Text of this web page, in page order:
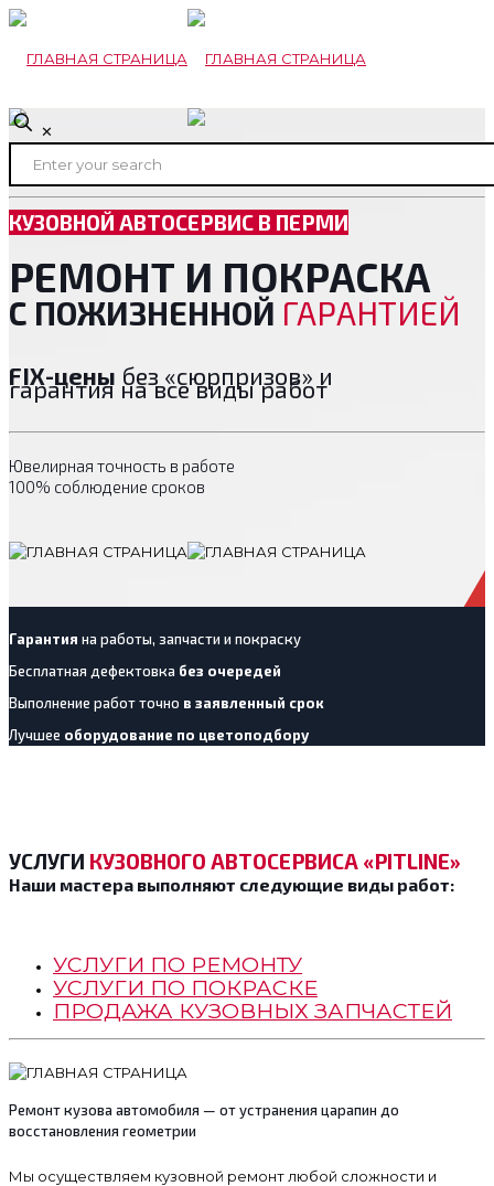
✕
КУЗОВНОЙ АВТОСЕРВИС В ПЕРМИ
РЕМОНТ И ПОКРАСКА
С ПОЖИЗНЕННОЙ ГАРАНТИЕЙ
FIX-цены без «сюрпризов» и
гарантия на все виды работ
Ювелирная точность в работе
100% соблюдение сроков
Гарантия на работы, запчасти и покраску
Бесплатная дефектовка без очередей
Выполнение работ точно в заявленный срок
Лучшее оборудование по цветоподбору
УСЛУГИ КУЗОВНОГО АВТОСЕРВИСА «PITLINE»
Наши мастера выполняют следующие виды работ:
УСЛУГИ ПО РЕМОНТУ
УСЛУГИ ПО ПОКРАСКЕ
ПРОДАЖА КУЗОВНЫХ ЗАПЧАСТЕЙ
Ремонт кузова автомобиля — от устранения царапин до
восстановления геометрии
Мы осуществляем кузовной ремонт любой сложности и